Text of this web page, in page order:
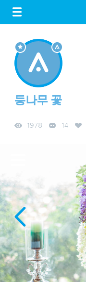
FREE DOWNLOAD
등나무 꽃
1978 14